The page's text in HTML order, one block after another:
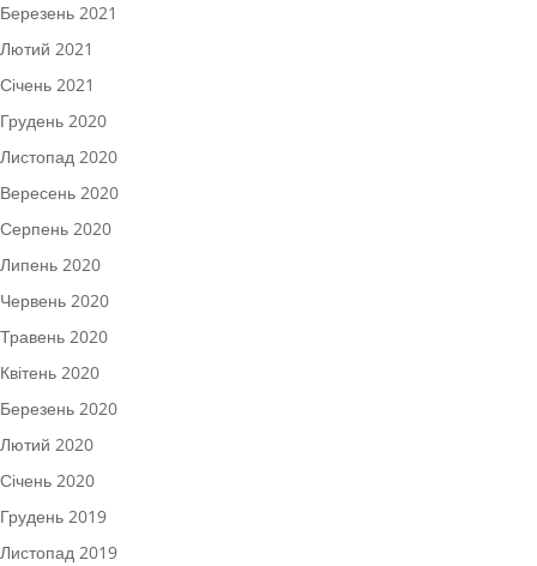
Березень 2021
Лютий 2021
Січень 2021
Грудень 2020
Листопад 2020
Вересень 2020
Серпень 2020
Липень 2020
Червень 2020
Травень 2020
Квітень 2020
Березень 2020
Лютий 2020
Січень 2020
Грудень 2019
Листопад 2019